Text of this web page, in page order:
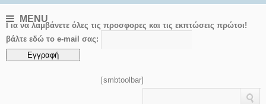
MENU
Για να λαμβάνετε όλες τις προσφορες και τις εκπτώσεις πρώτοι!
βάλτε εδώ το e-mail σας:
[smbtoolbar]